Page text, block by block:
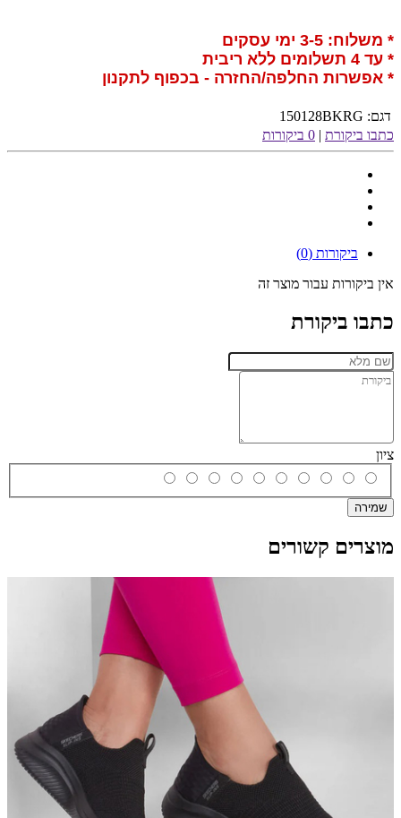
* משלוח: 3-5 ימי עסקים
* עד 4 תשלומים ללא ריבית
* אפשרות החלפה/החזרה - בכפוף לתקנון
דגם: 150128BKRG
כתבו ביקורת | 0 ביקורות
ביקורות (0)
אין ביקורות עבור מוצר זה
כתבו ביקורת
ציון
שמירה
מוצרים קשורים